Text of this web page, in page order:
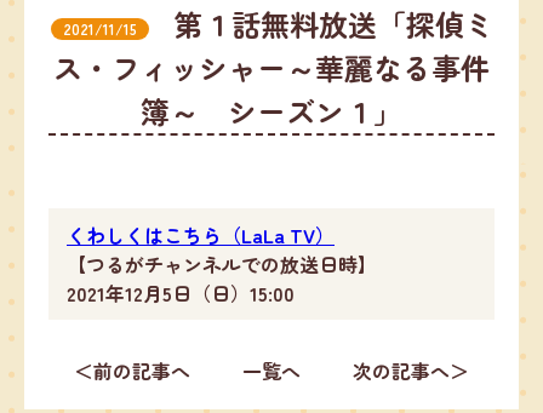
2021/11/15
第１話無料放送「探偵ミ
ス・フィッシャー～華麗なる事件
簿～ シーズン１」
くわしくはこちら（LaLa TV）
【つるがチャンネルでの放送日時】
2021年12月5日（日）15:00
＜前の記事へ 一覧へ 次の記事へ＞